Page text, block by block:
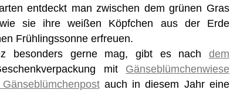
entdeckt man zwischen dem grünen Gras
wie sie ihre weißen Köpfchen aus der Erde
Frühlingssonne erfreuen.
besonders gerne mag, gibt es nach dem
mit Gänseblümchenwiese
auch in diesem Jahr eine